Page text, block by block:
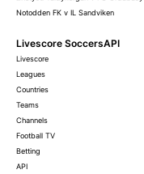
Notodden FK v IL Sandviken
Livescore SoccersAPI
Livescore
Leagues
Countries
Teams
Channels
Football TV
Betting
API